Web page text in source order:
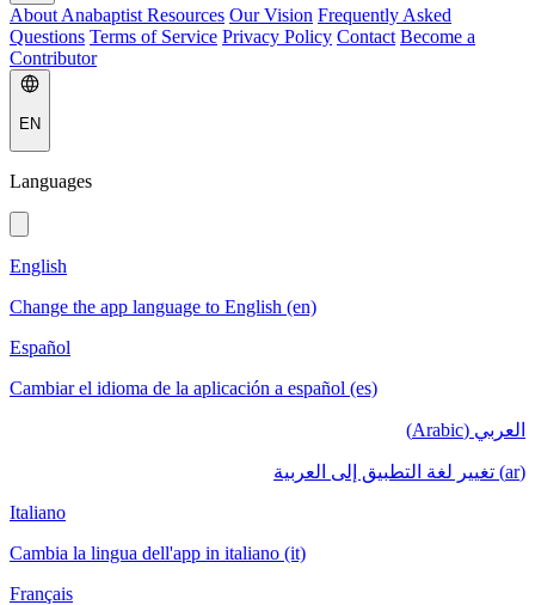
About Anabaptist Resources Our Vision Frequently Asked
Questions Terms of Service Privacy Policy Contact Become a
Contributor
EN
Languages
English
Change the app language to English (en)
Español
Cambiar el idioma de la aplicación a español (es)
العربي (Arabic)
(ar) تغيير لغة التطبيق إلى العربية
Italiano
Cambia la lingua dell'app in italiano (it)
Français